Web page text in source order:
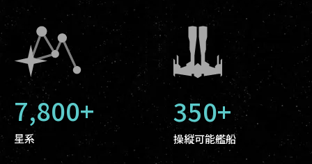
7,800+
星系
350+
操縦可能艦船